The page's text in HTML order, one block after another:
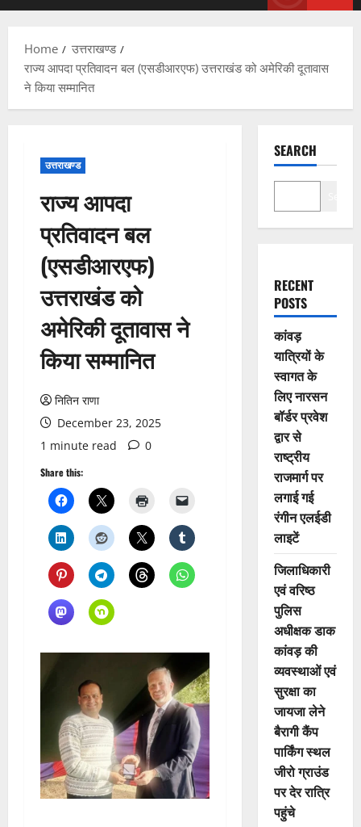
Home
उत्तराखण्ड
राज्य आपदा प्रतिवादन बल (एसडीआरएफ) उत्तराखंड को अमेरिकी दूतावास
ने किया सम्मानित
उत्तराखण्ड
राज्य आपदा
प्रतिवादन बल
(एसडीआरएफ)
उत्तराखंड को
अमेरिकी दूतावास ने
किया सम्मानित
नितिन राणा
December 23, 2025
1 minute read
0
Share this:
SEARCH
RECENT
POSTS
कांवड़
यात्रियों के
स्वागत के
लिए नारसन
बॉर्डर प्रवेश
द्वार से
राष्ट्रीय
राजमार्ग पर
लगाई गई
रंगीन एलईडी
लाइटें
जिलाधिकारी
एवं वरिष्ठ
पुलिस
अधीक्षक डाक
कांवड़ की
व्यवस्थाओं एवं
सुरक्षा का
जायजा लेने
बैरागी कैंप
पार्किंग स्थल
जीरो ग्राउंड
पर देर रात्रि
पहुंचे